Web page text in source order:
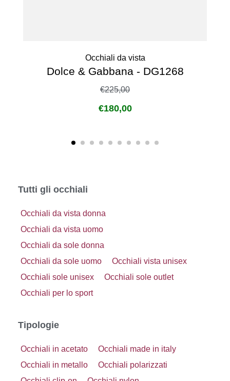
Occhiali da vista
Dolce & Gabbana - DG1268
€225,00
€180,00
Tutti gli occhiali
Occhiali da vista donna
Occhiali da vista uomo
Occhiali da sole donna
Occhiali da sole uomo
Occhiali vista unisex
Occhiali sole unisex
Occhiali sole outlet
Occhiali per lo sport
Tipologie
Occhiali in acetato
Occhiali made in italy
Occhiali in metallo
Occhiali polarizzati